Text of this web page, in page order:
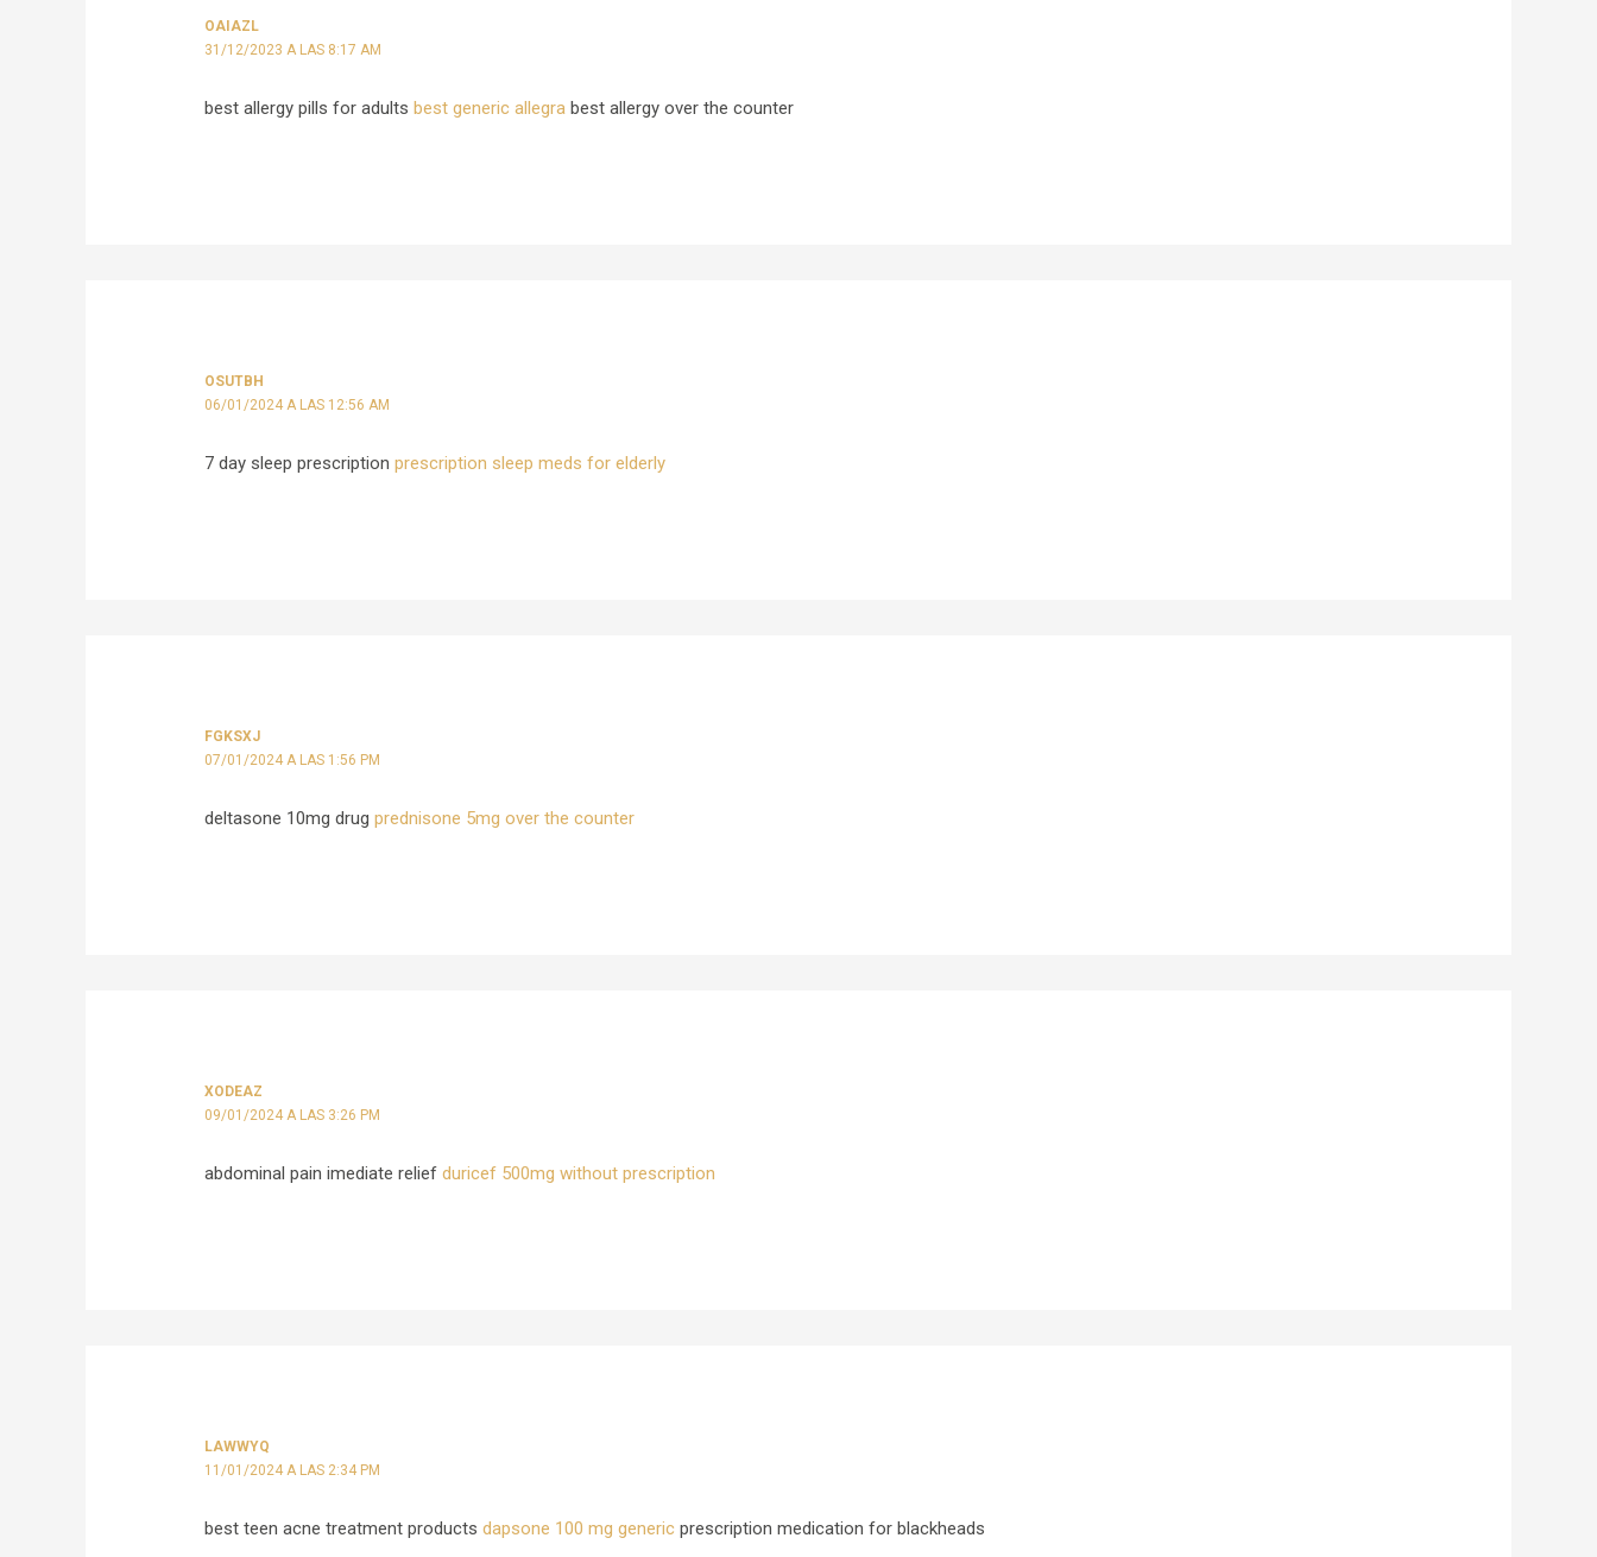
OAIAZL
31/12/2023 A LAS 8:17 AM
best allergy pills for adultsbest generic allegra best allergy over the counter
OSUTBH
06/01/2024 A LAS 12:56 AM
7 day sleep prescriptionprescription sleep meds for elderly
FGKSXJ
07/01/2024 A LAS 1:56 PM
deltasone 10mg drugprednisone 5mg over the counter
XODEAZ
09/01/2024 A LAS 3:26 PM
abdominal pain imediate reliefduricef 500mg without prescription
LAWWYQ
11/01/2024 A LAS 2:34 PM
best teen acne treatment productsdapsone 100 mg generic prescription medication for blackheads